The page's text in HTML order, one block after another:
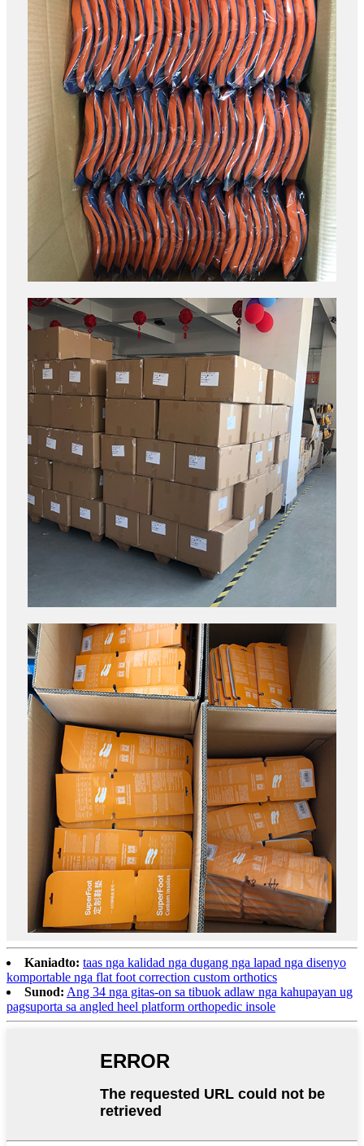
Kaniadto: taas nga kalidad nga dugang nga lapad nga disenyo
komportable nga flat foot correction custom orthotics
Sunod: Ang 34 nga gitas-on sa tibuok adlaw nga kahupayan ug
pagsuporta sa angled heel platform orthopedic insole